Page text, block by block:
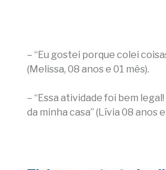
– “Eu gostei porque colei
(Melissa, 08 anos e 01 mês).
– “Essa atividade foi bem
da minha casa” (Lívia 08 anos